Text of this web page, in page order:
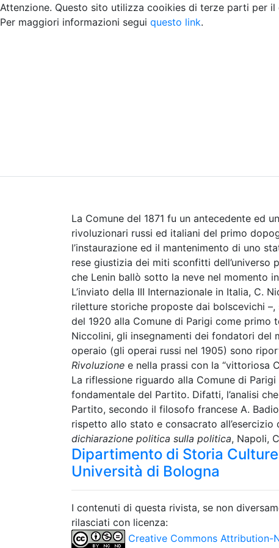
Attenzione. Questo sito utilizza cooikies di terze parti per il
Per maggiori informazioni segui questo link.
La Comune del 1871 fu un antecedente ed
rivoluzionari russi ed italiani del primo
l’instaurazione ed il mantenimento di uno
rese giustizia dei miti sconfitti dell’universo
che Lenin ballò sotto la neve nel momento
L’inviato della III Internazionale in Italia, C.
riletture storiche proposte dai bolscevichi –,
del 1920 alla Comune di Parigi come
Niccolini, gli insegnamenti dei fondatori del
operaio (gli operai russi nel 1905) sono
Rivoluzione e nella prassi con la “vittoriosa
La riflessione riguardo alla Comune di
fondamentale del Partito. Difatti, l’analisi
Partito, secondo il filosofo francese A.
rispetto allo stato e consacrato all’esercizio
dichiarazione politica sulla politica, Napoli,
Dipartimento di Storia
Università di Bologna
I contenuti di questa rivista, se non
rilasciati con licenza:
Creative Commons Attribution-